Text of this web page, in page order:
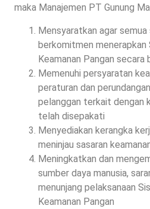
maka Manajemen PT Gunung
Mensyaratkan agar
berkomitmen menerapkan
Keamanan Pangan secara
Memenuhi persyaratan
peraturan dan
pelanggan terkait dengan
telah disepakati
Menyediakan kerangka
meninjau sasaran
Meningkatkan dan
sumber daya manusia,
menunjang pelaksanaan
Keamanan Pangan